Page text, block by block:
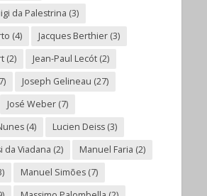
da Palestrina (3)
(4) Jacques Berthier(3)
(2) Jean-Paul Lecót(2)
Joseph Gelineau (27)
José Weber(7)
(4) Lucien Deiss(3)
da Viadana (2) Manuel Faria (2)
Manuel Simões(7)